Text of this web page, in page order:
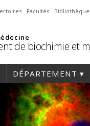
Facultés
de biochimie et
DÉPARTEMENT